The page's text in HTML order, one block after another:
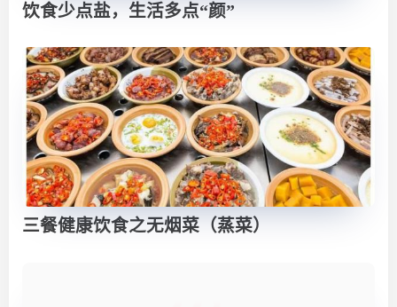
饮食少点盐，生活多点“颜”
三餐健康饮食之无烟菜（蒸菜）